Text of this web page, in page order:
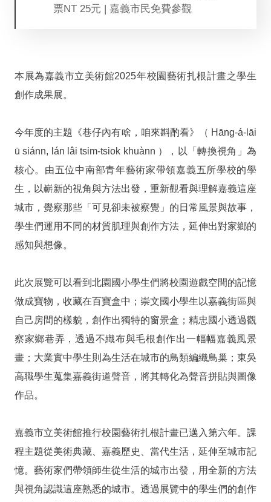
館
09:00
回
首
頁
網
站
導
見
答
徵
才
常
問
隱
私
權
票NT 25元 | 嘉義市民免費參觀
本展為嘉義市立美術館2025年校園藝術扎根計畫之學生
創作成果展。
今年度的主題《巷仔內有啥，咱來斟酌看》（ Hāng-á-lāi
ū siánn, lán lâi tsim-tsiok khuànn ），以「轉換視角」為
核心。由五位中南部青年藝術家帶領嘉義五所學校的學
生，以嶄新的視角與方法出發，重新觀看與理解嘉義這座
城市，覺察那些「可見卻未被察覺」的日常風景與故事，
學生們運用不同的材質肌理與創作方法，延伸出對家鄉的
感知與想像。
此次展覽可以看到北園國小學生們將校園遊戲空間的記憶
做成寶物，收藏在百寶盒中；崇文國小學生以嘉義街區與
自己房間的樣貌，創作出獨特的窗景盒；精忠國小透過觀
察家鄉巷弄，透過不織布與毛根創作出一幅幅嘉義風景
畫；大業實中學生則為生活在城市的鳥類編織鳥巢；東吳
高職學生蒐集嘉義街道聲音，將其轉化為聲音拼貼與圖像
作品。
嘉義市立美術館推行校園藝術扎根計畫已邁入第六年。課
程主題從美術典藏、嘉義歷史、當代生活，延伸至城市記
憶。藝術家們帶領師生從生活的城市出發，用全新的方法
與視角認識這座熟悉的城市。透過展覽中的學生們的創作